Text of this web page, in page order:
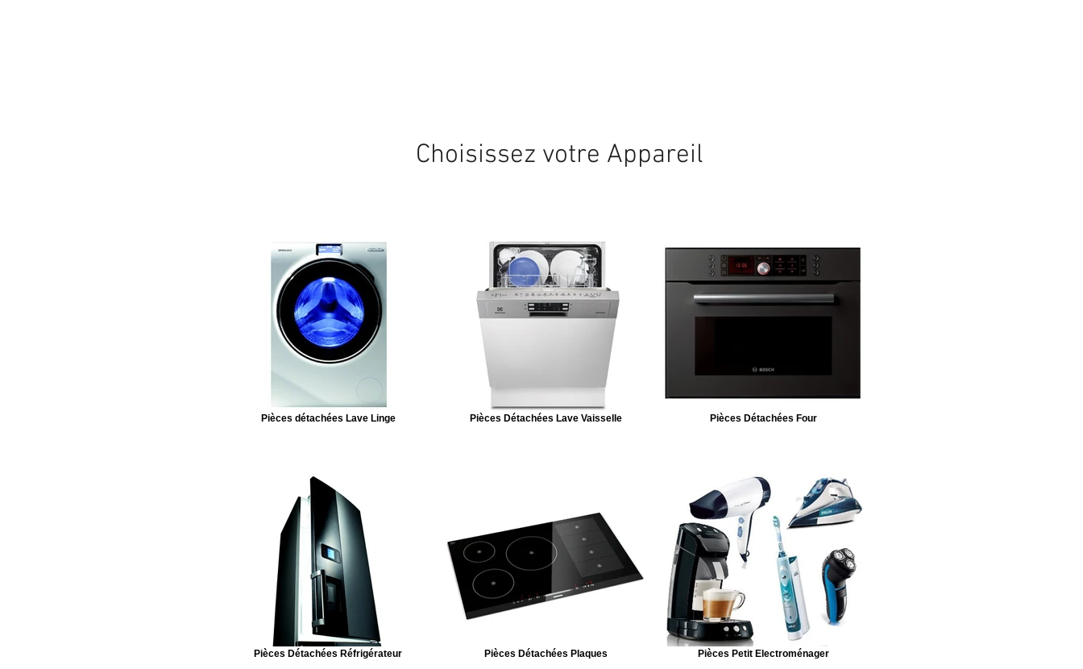
Choisissez votre Appareil
Pièces détachées Lave Linge Pièces Détachées Lave Vaisselle Pièces Détachées Four
Pièces Détachées Réfrigérateur Pièces Détachées Plaques Pièces Petit Electroménager